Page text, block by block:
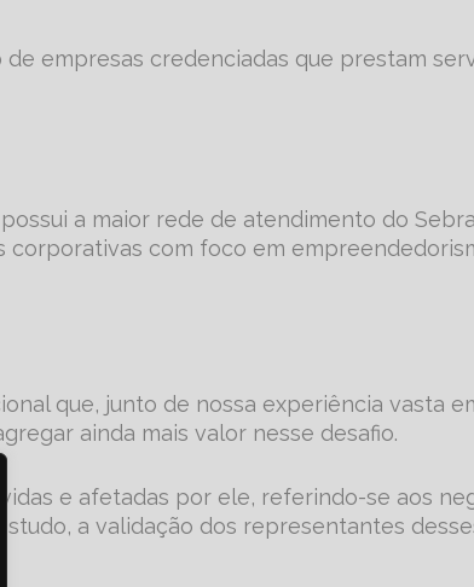
empresas credenciadas que prestam
a maior rede de atendimento do
corporativas com foco em
que, junto de nossa experiência vasta
ainda mais valor nesse desafio.
e afetadas por ele, referindo-se aos
a validação dos representantes